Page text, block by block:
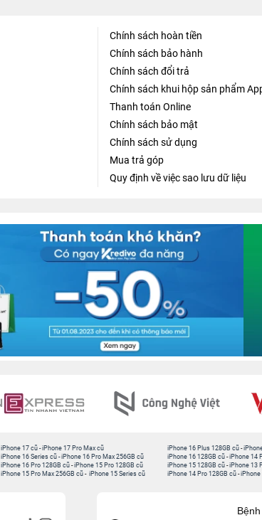
Chính sách hoàn tiền
Chính sách bảo hành
Chính sách đổi trả
Chính sách khui hộp sản phẩm
Thanh toán Online
Chính sách bảo mật
Chính sách sử dụng
Mua trả góp
Quy định về việc sao lưu dữ liệu
iPhone 17 cũ -iPhone 17 Pro Max cũ
iPhone 16 Series cũ - iPhone 16 Pro Max 256GB cũ
iPhone 16 Pro 128GB cũ -iPhone 15 Pro 128GB cũ
iPhone 15 Pro Max 256GB cũ - iPhone 15 Series cũ
iPhone 16 Plus 128GB cũ -
iPhone 16 128GB cũ -iPhone 14
iPhone 15 128GB cũ -iPhone 13
iPhone 14 Pro 128GB cũ -iPhone